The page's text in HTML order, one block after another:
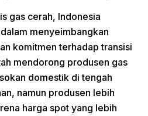
gas cerah, Indonesia
menyeimbangkan
komitmen terhadap transisi
mendorong produsen gas
domestik di tengah
namun produsen lebih
harga spot yang lebih